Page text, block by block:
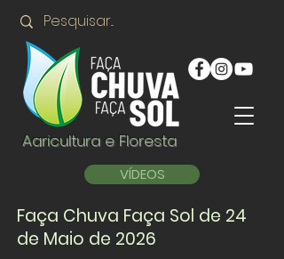
Agricultura e Floresta
VÍDEOS
Faça Chuva Faça Sol de 24
de Maio de 2026